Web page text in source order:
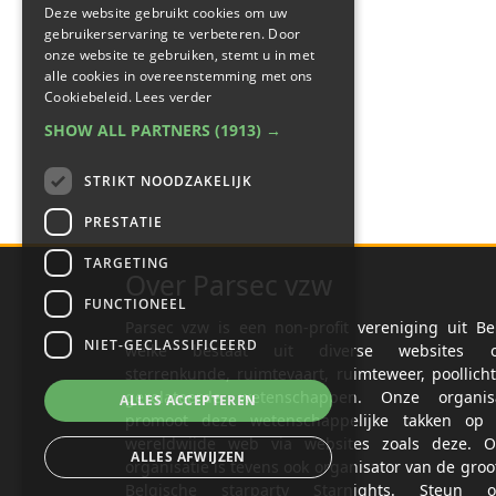
Parsec vzw is een non-profit vereniging uit
welke bestaat uit diverse websites
sterrenkunde, ruimtevaart, ruimteweer,
gerelateerde wetenschappen. Onze
promoot deze wetenschappelijke takken op
wereldwijde web via websites zoals deze.
organisatie is tevens ook organisator van de
Belgische starparty Starnights. Steun
Deze website gebruikt cookies om uw
gebruikerservaring te verbeteren. Door
onze website te gebruiken, stemt u in met
alle cookies in overeenstemming met ons
Cookiebeleid. Lees verder
SHOW ALL PARTNERS (1913) →
STRIKT NOODZAKELIJK
PRESTATIE
TARGETING
FUNCTIONEEL
NIET-GECLASSIFICEERD
ALLES ACCEPTEREN
ALLES AFWIJZEN